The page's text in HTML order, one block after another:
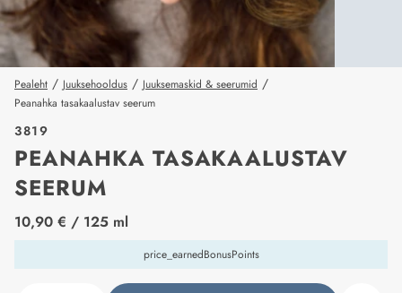
Pealeht / Juuksehooldus / Juuksemaskid & seerumid /
Peanahka tasakaalustav seerum
3819
PEANAHKA TASAKAALUSTAV
SEERUM
price_label
10,90 € / 125 ml
price_earnedBonusPoints